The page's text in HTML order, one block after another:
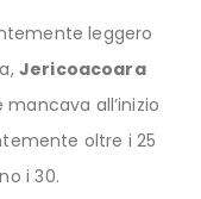
leggero
Jericoacoara
all’inizio
oltre i 25
i 30.